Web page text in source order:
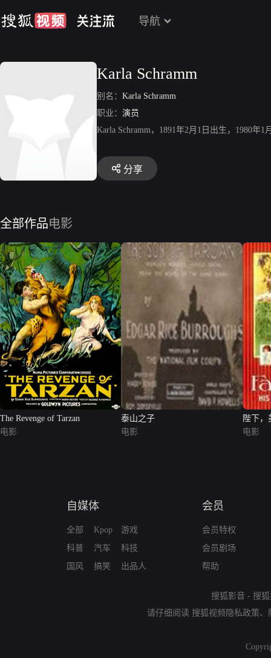
导航
Karla Schramm
别名： Karla Schramm
职业： 演员
Karla Schramm，1891年2月1日出生，1980年
分享
全部作品电影
The Revenge of Tarzan
电影
泰山之子
电影
陛下，
电影
自媒体
全部
科普
国风
Kpop
汽车
搞笑
游戏
科技
出品人
会员
会员特权
会员剧场
帮助
搜狐影音 - 搜
请仔细阅读 搜狐视频隐私政策、